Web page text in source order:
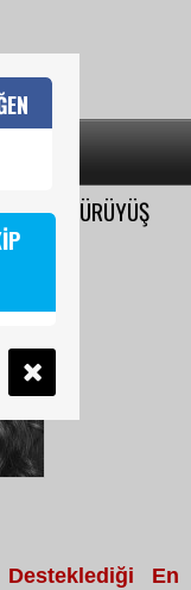
YÜRÜYÜŞ
En